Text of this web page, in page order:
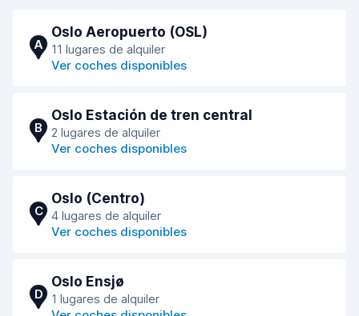
A
Oslo Aeropuerto (OSL)
11 lugares de alquiler
Ver coches disponibles
B
Oslo Estación de tren central
2 lugares de alquiler
Ver coches disponibles
C
Oslo (Centro)
4 lugares de alquiler
Ver coches disponibles
D
Oslo Ensjø
1 lugares de alquiler